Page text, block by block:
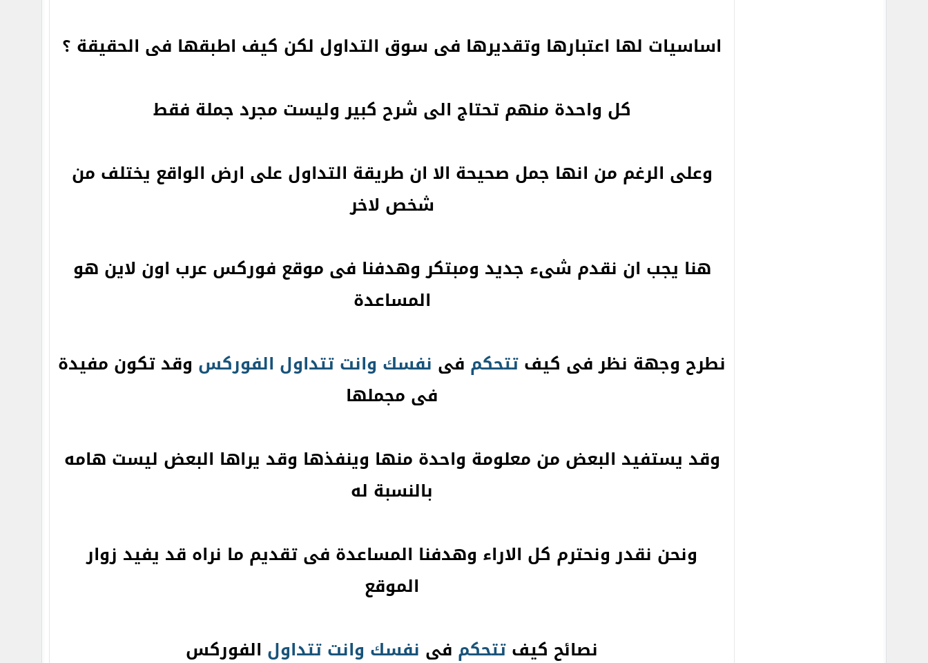
اساسيات لها اعتبارها وتقديرها فى سوق التداول لكن كيف اطبقها فى الحقيقة ؟
كل واحدة منهم تحتاج الى شرح كبير وليست مجرد جملة فقط
وعلى الرغم من انها جمل صحيحة الا ان طريقة التداول على ارض الواقع يختلف من
شخص لاخر
هنا يجب ان نقدم شىء جديد ومبتكر وهدفنا فى موقع فوركس عرب اون لاين هو
المساعدة
نطرح وجهة نظر فى كيفتتحكم فى نفسك وانتتتداول الفوركس وقد تكون مفيدة
فى مجملها
وقد يستفيد البعض من معلومة واحدة منها وينفذها وقد يراها البعض ليست هامه
بالنسبة له
ونحن نقدر ونحترم كل الاراء وهدفنا المساعدة فى تقديم ما نراه قد يفيد زوار
الموقع
نصائح كيفتتحكم فى نفسك وانتتتداول الفوركس